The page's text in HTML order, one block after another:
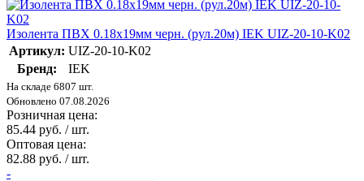
Изолента ПВХ 0.18х19мм черн. (рул.20м) IEK UIZ-20-10-K02
Артикул: UIZ-20-10-K02
Бренд:
IEK
На складе 6807 шт.
Обновлено 07.08.2026
Розничная цена:
85.44 руб. / шт.
Оптовая цена:
82.88 руб. / шт.
-